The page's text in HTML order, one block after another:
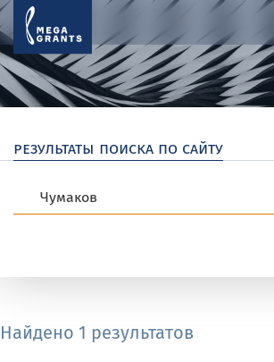
результаты поиска по сайту
Найдено 1 результатов